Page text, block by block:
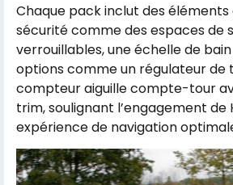
Chaque pack inclut des
sécurité comme des espaces de
verrouillables, une échelle de
options comme un régulateur de
compteur aiguille compte-tour
trim, soulignant l’engagement de
expérience de navigation